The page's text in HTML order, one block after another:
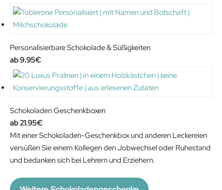
:
1
.
0
€
1
0
.
r
i
i
r
c
e
w
u
e
t
p
i
e
i
s
Personalisierbare Schokolade & Süßigkeiten
9.95€
Schokoladen Geschenkboxen
21.95€
Mit einer Schokoladen-Geschenkbox und anderen Leckereien
versüßen Sie einem Kollegen den Jobwechsel oder Ruhestand
und bedanken sich bei Lehrern und Erziehern.